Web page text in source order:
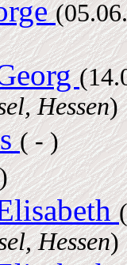
Hessen)
( - )
Hessen)